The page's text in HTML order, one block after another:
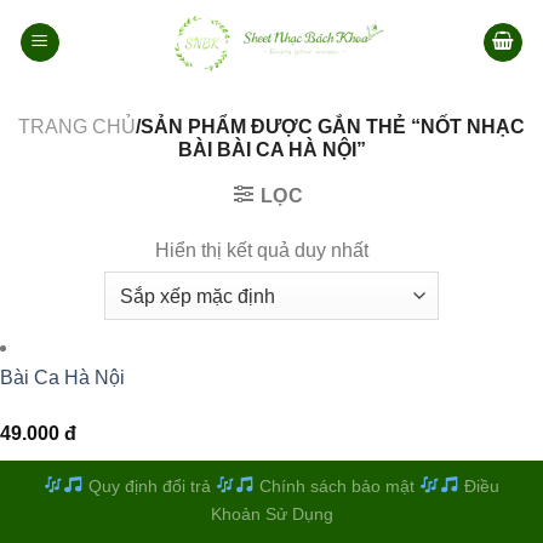
qua
TRANG CHỦ/SẢN PHẨM ĐƯỢC GẮN THẺ “NỐT NHẠC
BÀI BÀI CA HÀ NỘI”
LỌC
Hiển thị kết quả duy nhất
Bài Ca Hà Nội
49.000 đ
Quy định đổi trả Chính sách bảo mật
Điều
Khoản Sử Dụng